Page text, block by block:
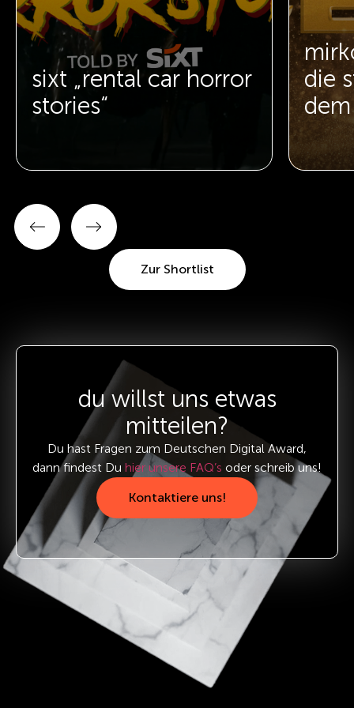
sixt „rental car horror
stories“
die
Zur Shortlist
du willst uns etwas
mitteilen?
Du hast Fragen zum Deutschen Digital Award,
dann findest Du hier unsere FAQ’s oder schreib uns!
Kontaktiere uns!